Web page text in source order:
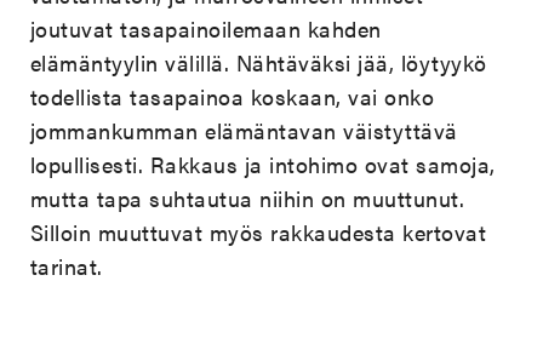
joutuvat tasapainoilemaan kahden
elämäntyylin välillä. Nähtäväksi jää, löytyykö
todellista tasapainoa koskaan, vai onko
jommankumman elämäntavan väistyttävä
lopullisesti. Rakkaus ja intohimo ovat samoja,
mutta tapa suhtautua niihin on muuttunut.
Silloin muuttuvat myös rakkaudesta kertovat
tarinat.